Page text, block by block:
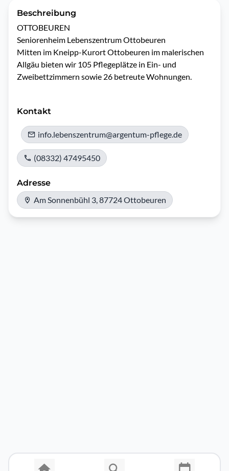
Beschreibung
OTTOBEUREN
Seniorenheim Lebenszentrum Ottobeuren
Mitten im Kneipp-Kurort Ottobeuren im malerischen
Allgäu bieten wir 105 Pflegeplätze in Ein- und
Zweibettzimmern sowie 26 betreute Wohnungen.
Kontakt
info.lebenszentrum@argentum-pflege.de
(08332) 47495450
Adresse
Am Sonnenbühl 3, 87724 Ottobeuren